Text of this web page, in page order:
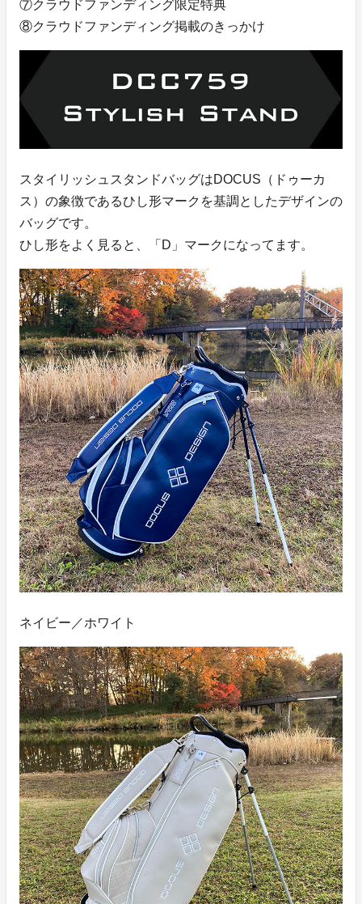
⑦クラウドファンディング限定特典
⑧クラウドファンディング掲載のきっかけ
スタイリッシュスタンドバッグはDOCUS（ドゥーカ
ス）の象徴であるひし形マークを基調としたデザインの
バッグです。
ひし形をよく見ると、「D」マークになってます。
ネイビー／ホワイト